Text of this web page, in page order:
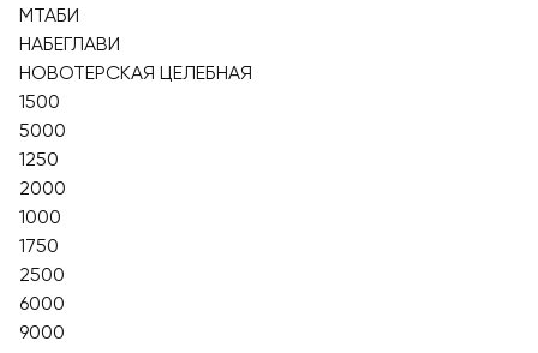
МТАБИ
НАБЕГЛАВИ
НОВОТЕРСКАЯ ЦЕЛЕБНАЯ
1500
5000
1250
2000
1000
1750
2500
6000
9000